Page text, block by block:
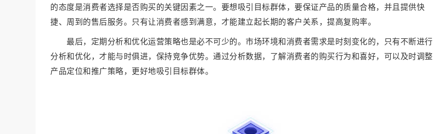
的态度是消费者选择是否购买的关键因素之一。要想吸引目标群体，要保证产品的质量合格，并且提供快
捷、周到的售后服务。只有让消费者感到满意，才能建立起长期的客户关系，提高复购率。
最后，定期分析和优化运营策略也是必不可少的。市场环境和消费者需求是时刻变化的，只有不断进行
分析和优化，才能与时俱进，保持竞争优势。通过分析数据，了解消费者的购买行为和喜好，可以及时调整
产品定位和推广策略，更好地吸引目标群体。